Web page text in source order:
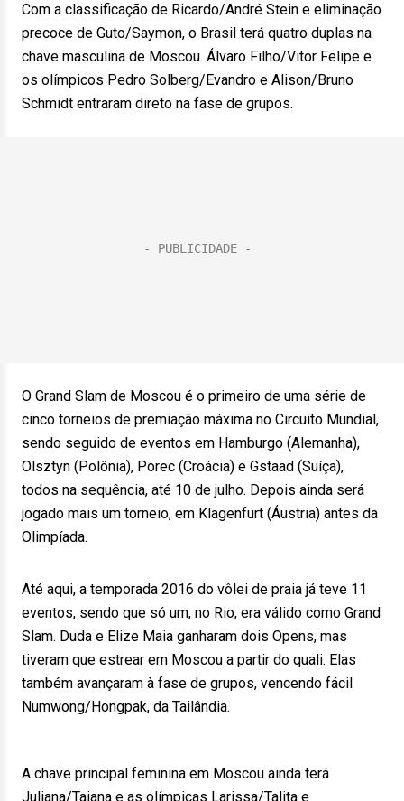
Com a classificação de Ricardo/André Stein e eliminação
precoce de Guto/Saymon, o Brasil terá quatro duplas na
chave masculina de Moscou. Álvaro Filho/Vitor Felipe e
os olímpicos Pedro Solberg/Evandro e Alison/Bruno
Schmidt entraram direto na fase de grupos.
O Grand Slam de Moscou é o primeiro de uma série de
cinco torneios de premiação máxima no Circuito Mundial,
sendo seguido de eventos em Hamburgo (Alemanha),
Olsztyn (Polônia), Porec (Croácia) e Gstaad (Suíça),
todos na sequência, até 10 de julho. Depois ainda será
jogado mais um torneio, em Klagenfurt (Áustria) antes da
Olimpíada.
Até aqui, a temporada 2016 do vôlei de praia já teve 11
eventos, sendo que só um, no Rio, era válido como Grand
Slam. Duda e Elize Maia ganharam dois Opens, mas
tiveram que estrear em Moscou a partir do quali. Elas
também avançaram à fase de grupos, vencendo fácil
Numwong/Hongpak, da Tailândia.
A chave principal feminina em Moscou ainda terá
Juliana/Taiana e as olímpicas Larissa/Talita e